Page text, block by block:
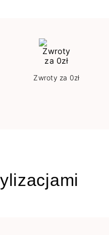
Zwroty za 0zł